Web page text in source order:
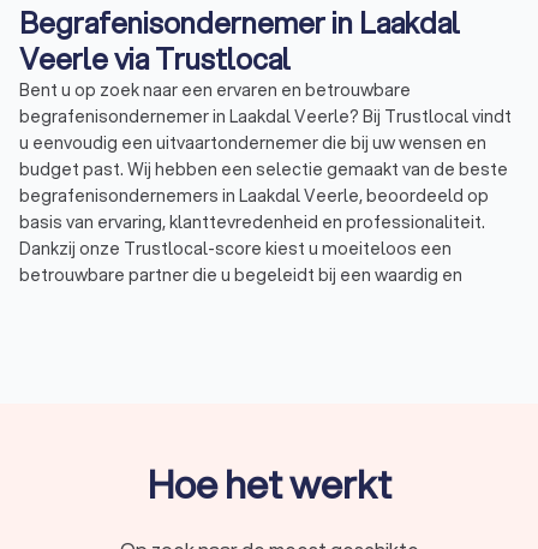
Begrafenisondernemer in Laakdal
Veerle via Trustlocal
Bent u op zoek naar een ervaren en betrouwbare
begrafenisondernemer in Laakdal Veerle? Bij Trustlocal vindt
u eenvoudig een uitvaartondernemer die bij uw wensen en
budget past. Wij hebben een selectie gemaakt van de beste
begrafenisondernemers in Laakdal Veerle, beoordeeld op
basis van ervaring, klanttevredenheid en professionaliteit.
Dankzij onze Trustlocal-score kiest u moeiteloos een
betrouwbare partner die u begeleidt bij een waardig en
Een overlijden brengt veel praktische en emotionele
beslissingen met zich mee. Een ervaren
Hoe het werkt